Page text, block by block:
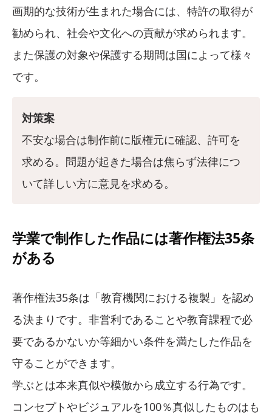
画期的な技術が生まれた場合には、特許の取得が
勧められ、社会や文化への貢献が求められます。
また保護の対象や保護する期間は国によって様々
です。
対策案
不安な場合は制作前に版権元に確認、許可を
求める。問題が起きた場合は焦らず法律につ
いて詳しい方に意見を求める。
学業で制作した作品には著作権法35条
がある
著作権法35条は「教育機関における複製」を認め
る決まりです。非営利であることや教育課程で必
要であるかないか等細かい条件を満たした作品を
守ることができます。
学ぶとは本来真似や模倣から成立する行為です。
コンセプトやビジュアルを100％真似したものはも